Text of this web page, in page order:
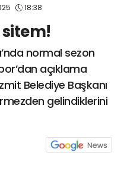
18:38
normal sezon
açıklama
Belediye Başkanı
gelindiklerini